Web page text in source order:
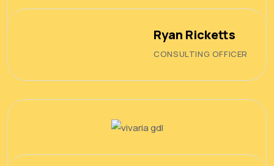
Ryan Ricketts
CONSULTING OFFICER